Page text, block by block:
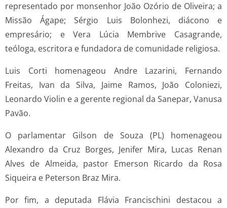
representado por monsenhor João Ozório de Oliveira; a
Missão Ágape; Sérgio Luis Bolonhezi, diácono e
empresário; e Vera Lúcia Membrive Casagrande,
teóloga, escritora e fundadora de comunidade religiosa.
Luis Corti homenageou Andre Lazarini, Fernando
Freitas, Ivan da Silva, Jaime Ramos, João Coloniezi,
Leonardo Violin e a gerente regional da Sanepar, Vanusa
Pavão.
O parlamentar Gilson de Souza (PL) homenageou
Alexandro da Cruz Borges, Jenifer Mira, Lucas Renan
Alves de Almeida, pastor Emerson Ricardo da Rosa
Siqueira e Peterson Braz Mira.
Por fim, a deputada Flávia Francischini destacou a